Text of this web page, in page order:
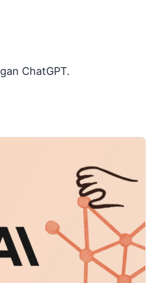
ChatGPT.